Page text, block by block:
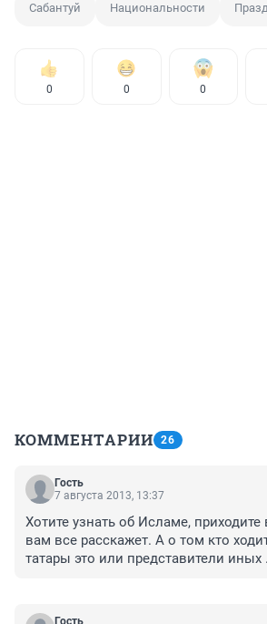
Сабантуй Национальности
0 0 0
КОММЕНТАРИИ 26
Гость
7 августа 2013, 13:37
Хотите узнать об Исламе,
вам все расскажет. А о том кто
татары это или представители иных
монастырь не лезь". Всех
Гость